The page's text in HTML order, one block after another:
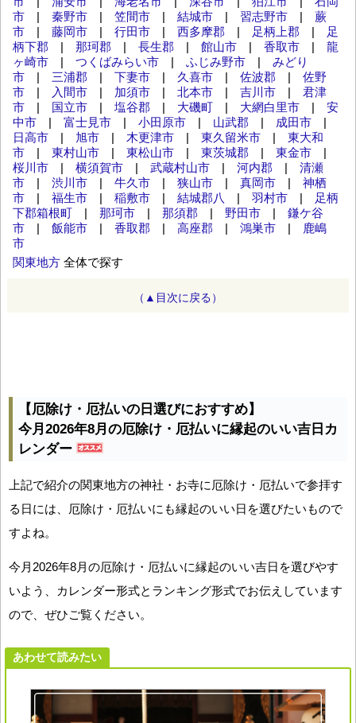
市 | 秦野市 | 笠間市 | 結城市 | 習志野市 | 蕨
市 | 藤岡市 | 行田市 | 西多摩郡 | 足柄上郡 |
足
柄下郡 | 那珂郡 | 長生郡 | 館山市 | 香取市 | 龍
ヶ崎市 | つくばみらい市 | ふじみ野市 | みどり
市 | 三浦郡 | 下妻市 | 久喜市 | 佐波郡 | 佐野
市 | 入間市 | 加須市 | 北本市 | 吉川市 | 君津
市 | 国立市 | 塩谷郡 | 大磯町 | 大網白里市 | 安
中市 | 富士見市 | 小田原市 | 山武郡 | 成田市 |
日高市 | 旭市 | 木更津市 | 東久留米市 | 東大和
市 | 東村山市 | 東松山市 | 東茨城郡 | 東金市 |
桜川市 | 横須賀市 | 武蔵村山市 | 河内郡 | 清瀬
市 | 渋川市 | 牛久市 | 狭山市 | 真岡市 | 神栖
市 | 福生市 | 稲敷市 | 結城郡八 | 羽村市 |
足柄
下郡箱根町 | 那珂市 | 那須郡 | 野田市 | 鎌ケ谷
市 | 飯能市 | 香取郡 | 高座郡 | 鴻巣市 |
鹿嶋
市
関東地方 全体で探す
（▲目次に戻る）
【厄除け・厄払いの日選びにおすすめ】
今月2026年8月の厄除け・厄払いに縁起のいい吉日カ
レンダー
上記で紹介の関東地方の神社・お寺に厄除け・厄払いで参拝す
る日には、厄除け・厄払いにも縁起のいい日を選びたいもので
すよね。
今月2026年8月の厄除け・厄払いに縁起のいい吉日を選びやす
いよう、カレンダー形式とランキング形式でお伝えしています
ので、ぜひご覧ください。
あわせて読みたい